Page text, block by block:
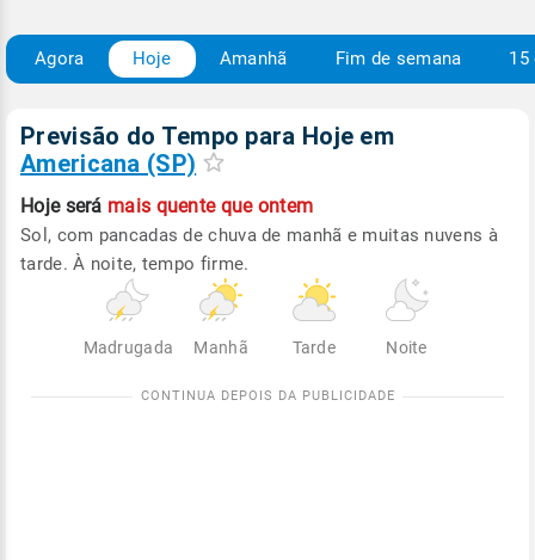
Agora Hoje Amanhã Fim de semana 15
Previsão do Tempo para Hoje em
Americana (SP)
Hoje será mais quente que ontem
Sol, com pancadas de chuva de manhã e muitas nuvens à
tarde. À noite, tempo firme.
Madrugada Manhã Tarde Noite